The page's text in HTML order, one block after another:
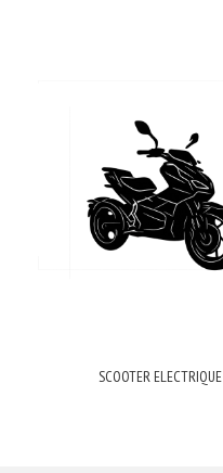
SCOOTER ELECTRIQUE